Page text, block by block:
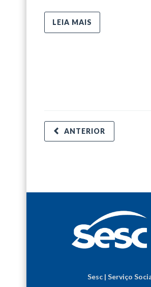
LEIA MAIS
ANTERIOR
Sesc | Serviço